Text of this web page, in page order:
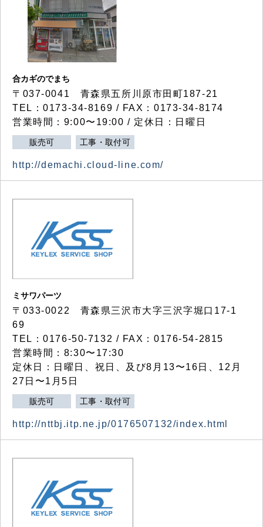
合カギのでまち
〒037-0041 青森県五所川原市田町187-21
TEL：0173-34-8169 / FAX：0173-34-8174
営業時間：9:00〜19:00 / 定休日：日曜日
販売可 工事・取付可
http://demachi.cloud-line.com/
ミサワパーツ
〒033-0022 青森県三沢市大字三沢字堀口17-1
69
TEL：0176-50-7132 / FAX：0176-54-2815
営業時間：8:30〜17:30
定休日：日曜日、祝日、及び8月13〜16日、12月
27日〜1月5日
販売可 工事・取付可
http://nttbj.itp.ne.jp/0176507132/index.html